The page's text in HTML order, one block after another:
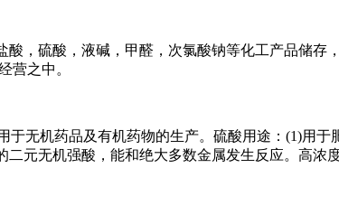
，硫酸，液碱，甲醛，次氯酸钠等化工产品储存
营之中。
无机药品及有机药物的生产。硫酸用途：(1)用于
元无机强酸，能和绝大多数金属发生反应。高浓